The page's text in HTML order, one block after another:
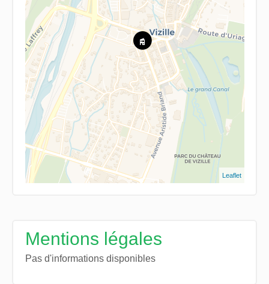
Leaflet
Mentions légales
Pas d'informations disponibles